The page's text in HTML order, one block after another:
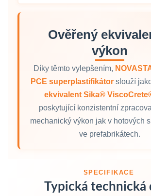
Ověřený
výkon
Díky těmto vylepšením,
PCE superplastifikátorslouží
ekvivalent Sika®
poskytující konzistentní
mechanický výkon jak v hotových
ve prefabrikátech.
SPECIFIKACE
Typická technická